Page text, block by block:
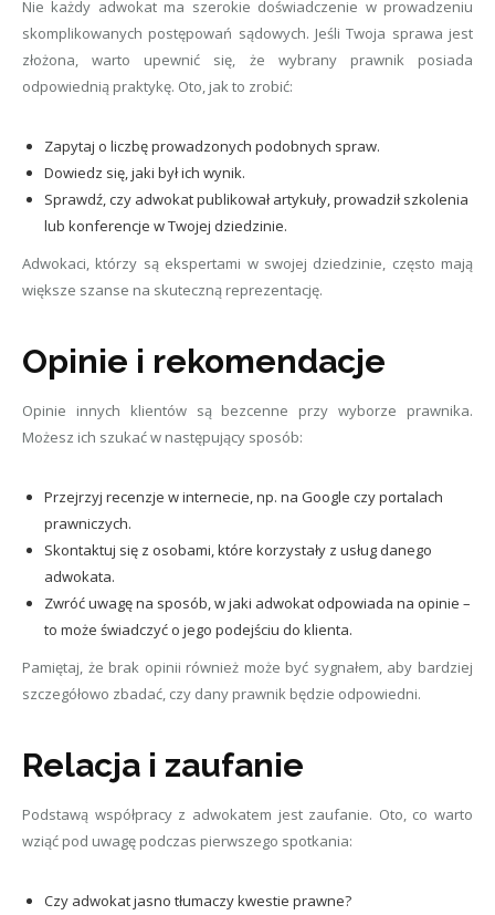
Nie każdy adwokat ma szerokie doświadczenie w prowadzeniu
skomplikowanych postępowań sądowych. Jeśli Twoja sprawa jest
złożona, warto upewnić się, że wybrany prawnik posiada
odpowiednią praktykę. Oto, jak to zrobić:
Zapytaj o liczbę prowadzonych podobnych spraw.
Dowiedz się, jaki był ich wynik.
Sprawdź, czy adwokat publikował artykuły, prowadził szkolenia
lub konferencje w Twojej dziedzinie.
Adwokaci, którzy są ekspertami w swojej dziedzinie, często mają
większe szanse na skuteczną reprezentację.
Opinie i rekomendacje
Opinie innych klientów są bezcenne przy wyborze prawnika.
Możesz ich szukać w następujący sposób:
Przejrzyj recenzje w internecie, np. na Google czy portalach
prawniczych.
Skontaktuj się z osobami, które korzystały z usług danego
adwokata.
Zwróć uwagę na sposób, w jaki adwokat odpowiada na opinie –
to może świadczyć o jego podejściu do klienta.
Pamiętaj, że brak opinii również może być sygnałem, aby bardziej
szczegółowo zbadać, czy dany prawnik będzie odpowiedni.
Relacja i zaufanie
Podstawą współpracy z adwokatem jest zaufanie. Oto, co warto
wziąć pod uwagę podczas pierwszego spotkania:
Czy adwokat jasno tłumaczy kwestie prawne?